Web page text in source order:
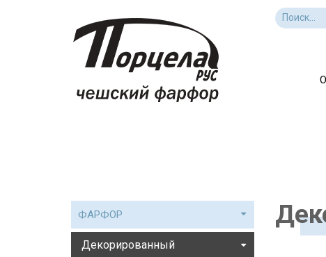
ФАРФОР
Декорированный